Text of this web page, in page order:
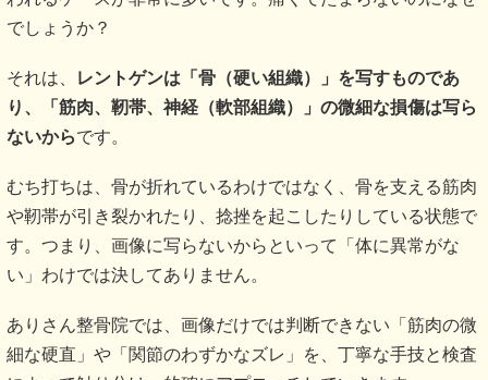
でしょうか？
それは、
レントゲンは「骨（硬い組織）」を写すものであ
り、「筋肉、靭帯、神経（軟部組織）」の微細な損傷は写ら
ないからです。
むち打ちは、骨が折れているわけではなく、骨を支える筋肉
や靭帯が引き裂かれたり、捻挫を起こしたりしている状態で
す。つまり、画像に写らないからといって「体に異常がな
い」わけでは決してありません。
ありさん整骨院では、画像だけでは判断できない「筋肉の微
細な硬直」や「関節のわずかなズレ」を、丁寧な手技と検査